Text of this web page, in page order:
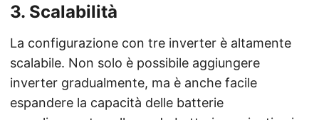
3. Scalabilità
La configurazione con tre inverter è altamente
scalabile. Non solo è possibile aggiungere
inverter gradualmente, ma è anche facile
espandere la capacità delle batterie